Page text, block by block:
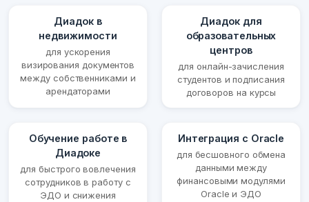
Диадок в
недвижимости
для ускорения
визирования документов
между собственниками и
арендаторами
Диадок для
образовательных
центров
для онлайн-зачисления
студентов и подписания
договоров на курсы
Обучение работе в
Диадоке
для быстрого вовлечения
сотрудников в работу с
ЭДО и снижения
Интеграция с Oracle
для бесшовного обмена
данными между
финансовыми модулями
Oracle и ЭДО